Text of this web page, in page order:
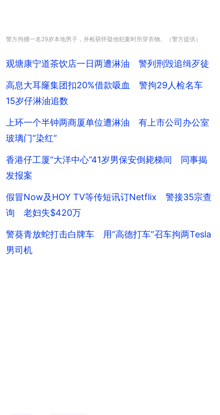
警方拘捕一名29岁本地男子，并检获怀疑他犯案时所穿衣物。（警方提供）
观塘康宁道茶饮店一日两遭淋油 警列刑毁追缉歹徒
高息大耳窿集团扣20%借款吸血 警拘29人检名车
15岁仔淋油追数
上环一个半钟两商厦单位遭淋油 有上市公司办公室
玻璃门“染红”
香港仔工厦“大洋中心”41岁男保安倒毙梯间 同事揭
发报案
假冒Now及HOY TV等传短讯订Netflix 警接35宗查
询 老妇失$420万
警葵青放蛇打击白牌车 用“高德打车”召车拘两Tesla
男司机